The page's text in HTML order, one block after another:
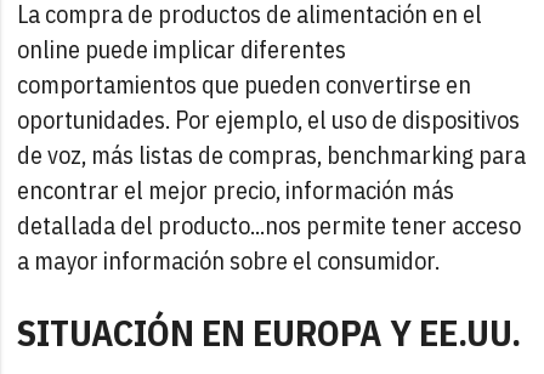
La compra de productos de alimentación en el
online puede implicar diferentes
comportamientos que pueden convertirse en
oportunidades. Por ejemplo, el uso de dispositivos
de voz, más listas de compras, benchmarking para
encontrar el mejor precio, información más
detallada del producto...nos permite tener acceso
a mayor información sobre el consumidor.
SITUACIÓN EN EUROPA Y EE.UU.